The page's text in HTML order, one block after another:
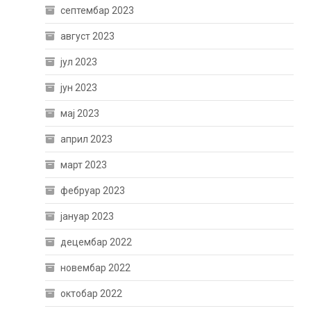
септембар 2023
август 2023
јул 2023
јун 2023
мај 2023
април 2023
март 2023
фебруар 2023
јануар 2023
децембар 2022
новембар 2022
октобар 2022